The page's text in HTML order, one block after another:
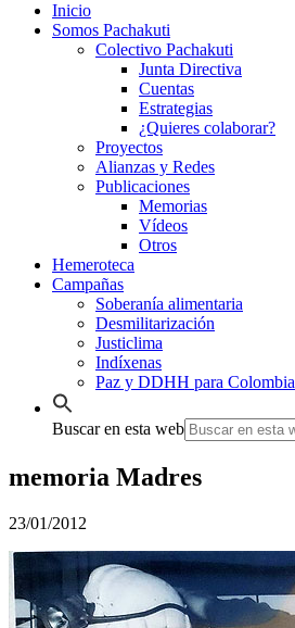
Inicio
Somos Pachakuti
Colectivo Pachakuti
Junta Directiva
Cuentas
Estrategias
¿Quieres colaborar?
Proyectos
Alianzas y Redes
Publicaciones
Memorias
Vídeos
Otros
Hemeroteca
Campañas
Soberanía alimentaria
Desmilitarización
Justiclima
Indíxenas
Paz y DDHH para Colombia
Buscar en esta web
memoria Madres
23/01/2012